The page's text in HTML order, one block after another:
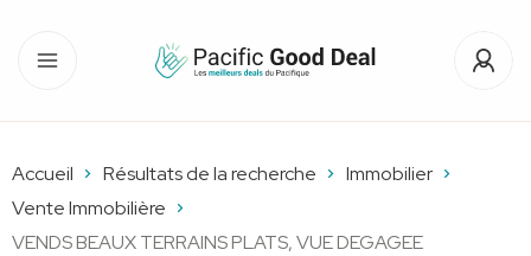
Accueil Résultats de la recherche
Immobilier
Vente Immobilière
VENDS BEAUX TERRAINS PLATS, VUE DEGAGEE